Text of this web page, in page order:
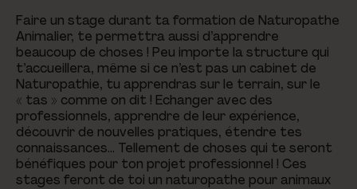
Faire un stage durant ta formation de Naturopathe
Animalier, te permettra aussi d’apprendre
beaucoup de choses ! Peu importe la structure qui
t’accueillera, même si ce n’est pas un cabinet de
Naturopathie, tu apprendras sur le terrain, sur le
« tas » comme on dit ! Echanger avec des
professionnels, apprendre de leur expérience,
découvrir de nouvelles pratiques, étendre tes
connaissances… Tellement de choses qui te seront
bénéfiques pour ton projet professionnel ! Ces
stages feront de toi un naturopathe pour animaux